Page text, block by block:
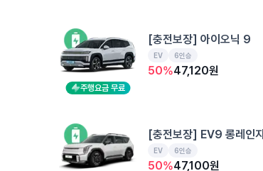
주행요금 무료
[충전보장] 아이오닉 9
EV 6인승
50%47,120원
[충전보장] EV9 롱레인지
EV 6인승
50%47,100원